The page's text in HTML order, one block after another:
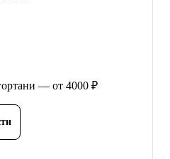
— от 4000 ₽